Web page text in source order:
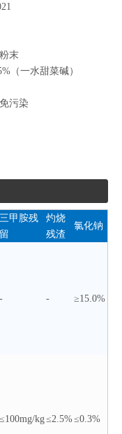
末
（一水甜菜碱）
污染
三甲胺残
留
灼烧
残渣
氯化钠
- - ≥15.0%
≤100mg/kg≤2.5%≤0.3%